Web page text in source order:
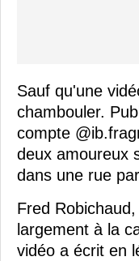
Sauf qu'une
chambouler.
compte
deux amoureux
dans une rue
Fred
largement à la
vidéo a écrit en